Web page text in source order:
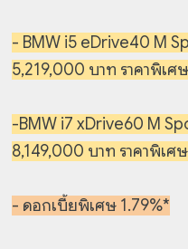
- BMW i5 eDrive40 M
5,219,000 บาท ราคาพิเ
-BMW i7 xDrive60 M
8,149,000 บาท ราคาพิเ
- ดอกเบี้ยพิเศษ 1.79%*